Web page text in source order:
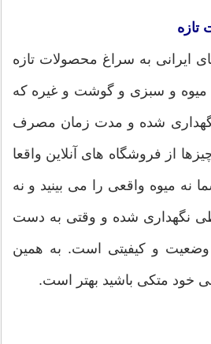
تازه
ایرانی به سراغ محصولات تازه
میوه و سبزی و گوشت و غیره که
شده و مدت زمان مصرف
از فروشگاه های آنلاین واقعا
میوه واقعی را می بینید و نه
نگهداری شده و وقتی به دست
و کیفیتی است. به همین
خود متکی باشید بهتر است.